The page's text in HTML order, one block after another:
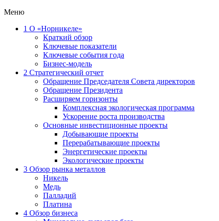
Меню
1 О «Норникеле»
Краткий обзор
Ключевые показатели
Ключевые события года
Бизнес-модель
2 Стратегический отчет
Обращение Председателя Совета директоров
Обращение Президента
Расширяем горизонты
Комплексная экологическая программа
Ускорение роста производства
Основные инвестиционные проекты
Добывающие проекты
Перерабатывающие проекты
Энергетические проекты
Экологические проекты
3 Обзор рынка металлов
Никель
Медь
Палладий
Платина
4 Обзор бизнеса